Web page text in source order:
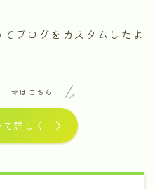
ブログをカスタムしたよ
マはこちら
詳しく